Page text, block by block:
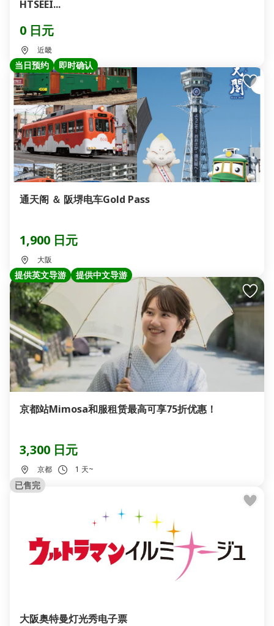
HTSEEI...
0 日元
近畿
当日预约 即时确认
通天阁 ＆ 阪堺电车Gold Pass
1,900 日元
大阪
提供英文导游 提供中文导游
京都站Mimosa和服租赁最高可享75折优惠！
3,300 日元
京都 1 天~
已售完
大阪奥特曼灯光秀电子票